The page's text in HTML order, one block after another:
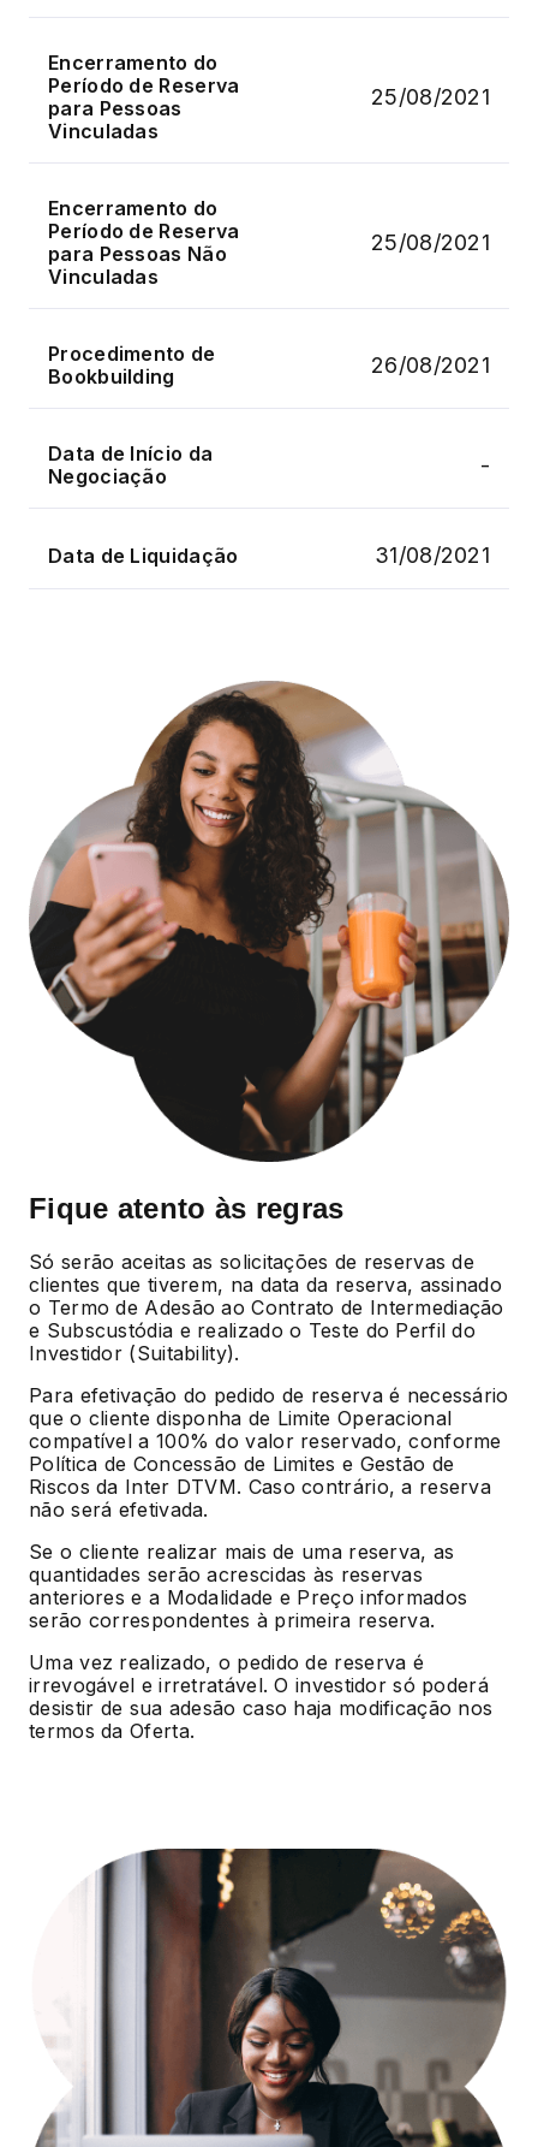
Encerramento do
Período de Reserva
para Pessoas
Vinculadas
25/08/2021
Encerramento do
Período de Reserva
para Pessoas Não
Vinculadas
25/08/2021
Procedimento de
Bookbuilding
26/08/2021
Data de Início da
Negociação
-
Data de Liquidação 31/08/2021
Fique atento às regras
Só serão aceitas as solicitações de reservas de
clientes que tiverem, na data da reserva, assinado
o Termo de Adesão ao Contrato de Intermediação
e Subscustódia e realizado o Teste do Perfil do
Investidor (Suitability).
Para efetivação do pedido de reserva é necessário
que o cliente disponha de Limite Operacional
compatível a 100% do valor reservado, conforme
Política de Concessão de Limites e Gestão de
Riscos da Inter DTVM. Caso contrário, a reserva
não será efetivada.
Se o cliente realizar mais de uma reserva, as
quantidades serão acrescidas às reservas
anteriores e a Modalidade e Preço informados
serão correspondentes à primeira reserva.
Uma vez realizado, o pedido de reserva é
irrevogável e irretratável. O investidor só poderá
desistir de sua adesão caso haja modificação nos
termos da Oferta.